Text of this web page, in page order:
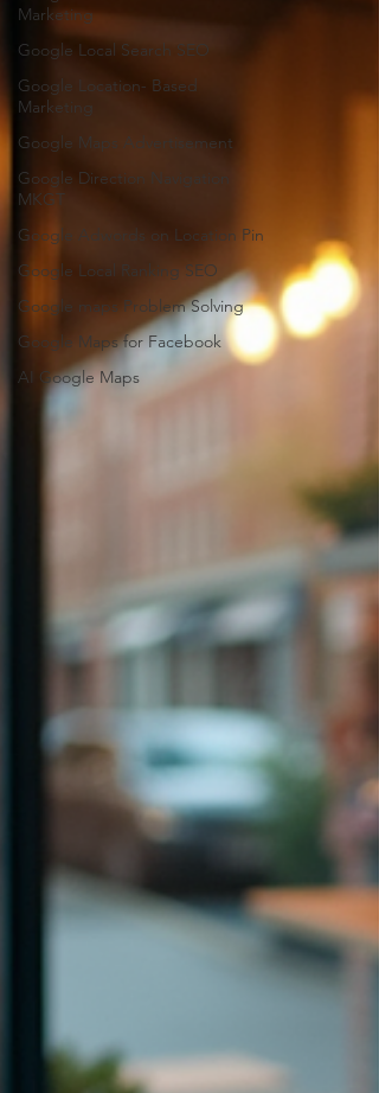
Marketing
Google Local Search SEO
Google Location- Based
Marketing
Google Maps Advertisement
Google Direction Navigation
MKGT
Google Adwords on Location Pin
Google Local Ranking SEO
Google maps Problem Solving
Google Maps for Facebook
AI Google Maps